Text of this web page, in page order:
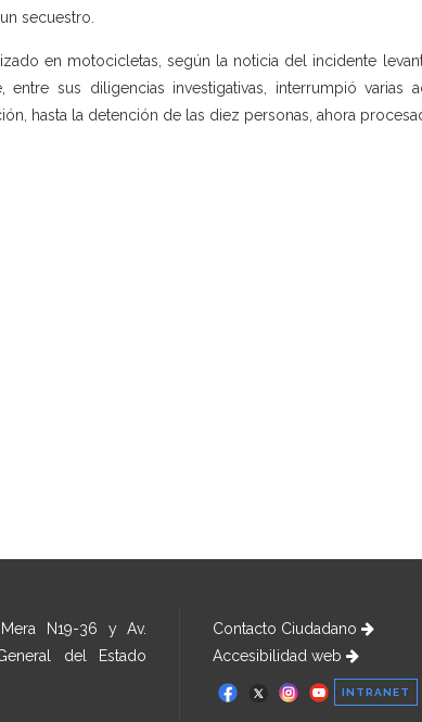
secuestro.
en motocicletas, según la noticia del incidente
entre sus diligencias investigativas, interrumpió varias
hasta la detención de las diez personas, ahora
N19-36 y Av.
del Estado
Contacto Ciudadano
Accesibilidad web
INTRANET